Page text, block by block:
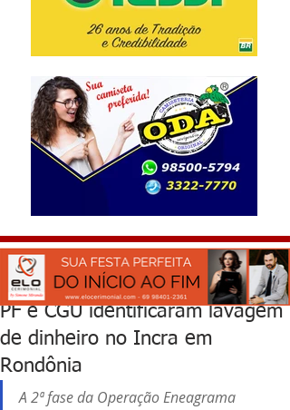
PF e CGU identificaram lavagem
de dinheiro no Incra em
Rondônia
A 2ª fase da Operação Eneagrama